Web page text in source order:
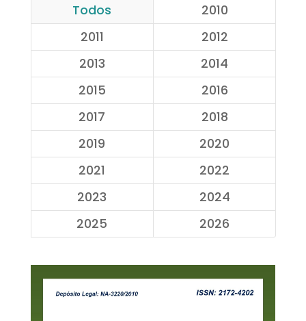
Todos
2010
2011
2012
2013
2014
2015
2016
2017
2018
2019
2020
2021
2022
2023
2024
2025
2026